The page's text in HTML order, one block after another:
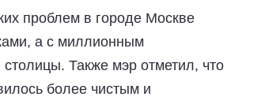
проблем в городе Москве
а с миллионным
Также мэр отметил, что
более чистым и